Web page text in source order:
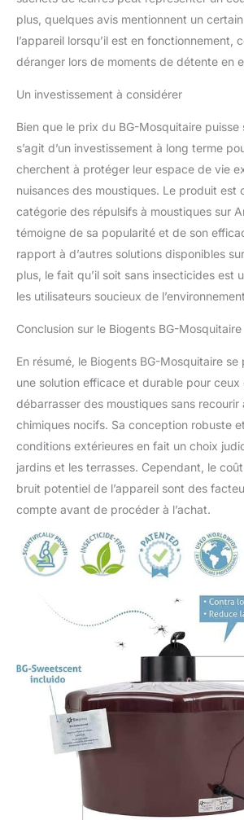
plus, quelques avis mentionnent un
l’appareil lorsqu’il est en fonctionnement,
déranger lors de moments de détente en
Un investissement à considérer
Bien que le prix du BG-Mosquitaire puisse
s’agit d’un investissement à long terme
cherchent à protéger leur espace de vie
nuisances des moustiques. Le produit est
catégorie des répulsifs à moustiques sur
témoigne de sa popularité et de son
rapport à d’autres solutions disponibles
plus, le fait qu’il soit sans insecticides est
les utilisateurs soucieux de
Conclusion sur le Biogents BG-Mosquitaire
En résumé, le Biogents BG-Mosquitaire se
une solution efficace et durable pour ceux
débarrasser des moustiques sans
chimiques nocifs. Sa conception robuste
conditions extérieures en fait un choix
jardins et les terrasses. Cependant, le
bruit potentiel de l’appareil sont des
compte avant de procéder à l’achat.